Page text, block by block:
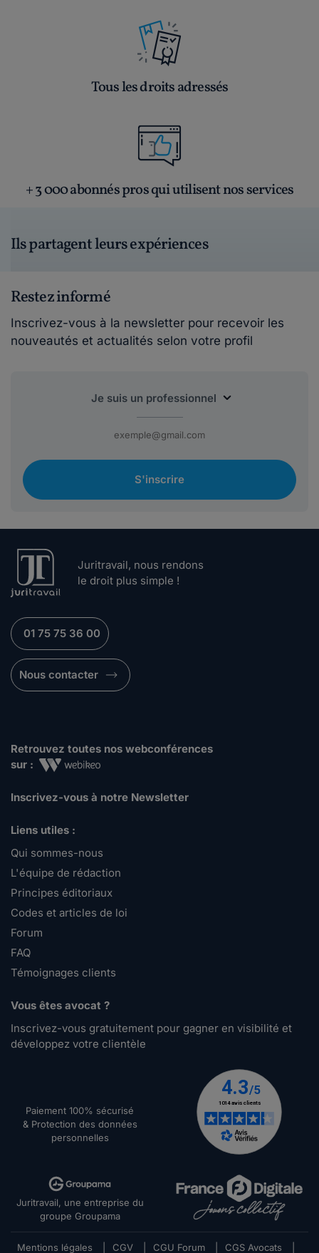
Tous les droits adressés
+ 3 000 abonnés pros qui utilisent nos services
Ils partagent leurs expériences
Restez informé
Inscrivez-vous à la newsletter pour recevoir les
nouveautés et actualités selon votre profil
S'inscrire
Juritravail, nous rendons
le droit plus simple !
01 75 75 36 00
Nous contacter
Retrouvez toutes nos webconférences
sur :
Inscrivez-vous à notre Newsletter
Liens utiles :
Qui sommes-nous
L'équipe de rédaction
Principes éditoriaux
Codes et articles de loi
Forum
FAQ
Témoignages clients
Vous êtes avocat ?
Inscrivez-vous gratuitement pour gagner en visibilité et
développez votre clientèle
Paiement 100% sécurisé
& Protection des données
personnelles
Juritravail, une entreprise du
groupe Groupama
Mentions légales CGV CGU Forum CGS Avocats